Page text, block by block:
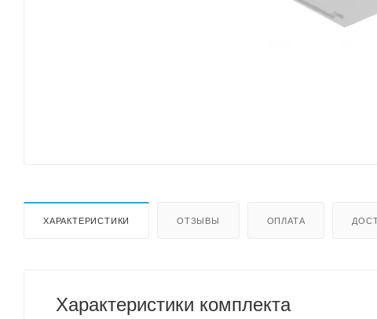
ХАРАКТЕРИСТИКИ ОТЗЫВЫ ОПЛАТА
Характеристики комплекта